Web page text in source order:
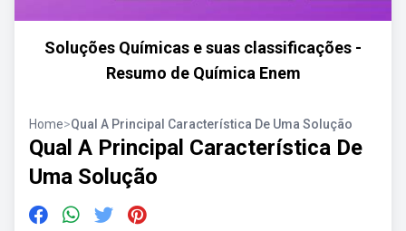
Soluções Químicas e suas classificações -
Resumo de Química Enem
Home>Qual A Principal Característica De Uma Solução
Qual A Principal Característica De
Uma Solução